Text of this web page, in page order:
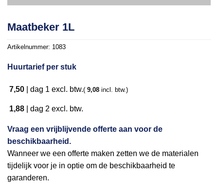
verlanglijst
Maatbeker 1L
Artikelnummer: 1083
Huurtarief per stuk
7,50 dag 1 excl. btw.( 9,08 incl. btw.)
1,88 dag 2 excl. btw.
Vraag een vrijblijvende offerte aan voor de
beschikbaarheid.
Wanneer we een offerte maken zetten we de materialen
tijdelijk voor je in optie om de beschikbaarheid te
garanderen.